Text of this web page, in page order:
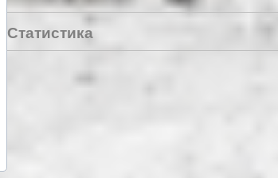
Статистика